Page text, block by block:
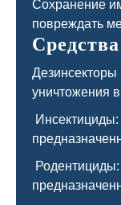
Сохранение
повреждать
Средства
Дезинсекторы
уничтожения